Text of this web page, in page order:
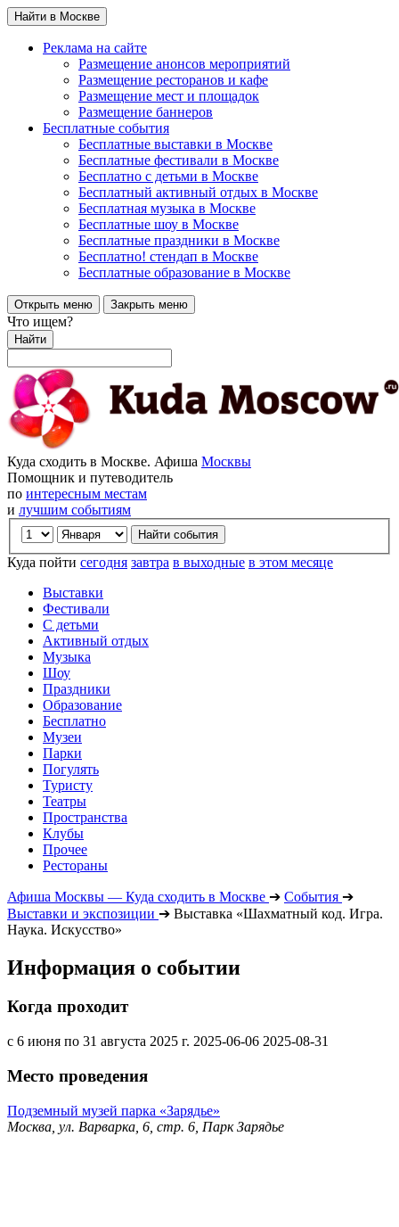
Найти в Москве
Реклама на сайте
Размещение анонсов мероприятий
Размещение ресторанов и кафе
Размещение мест и площадок
Размещение баннеров
Бесплатные события
Бесплатные выставки в Москве
Бесплатные фестивали в Москве
Бесплатно с детьми в Москве
Бесплатный активный отдых в Москве
Бесплатная музыка в Москве
Бесплатные шоу в Москве
Бесплатные праздники в Москве
Бесплатно! стендап в Москве
Бесплатные образование в Москве
Открыть меню Закрыть меню
Что ищем?
Найти
Куда сходить в Москве. Афиша Москвы
Помощник и путеводитель
по интересным местам
и лучшим событиям
Куда пойти сегодня завтра в выходные в этом месяце
Выставки
Фестивали
С детьми
Активный отдых
Музыка
Шоу
Праздники
Образование
Бесплатно
Музеи
Парки
Погулять
Туристу
Театры
Пространства
Клубы
Прочее
Рестораны
Афиша Москвы — Куда сходить в Москве ➔ События ➔
Выставки и экспозиции ➔ Выставка «Шахматный код. Игра.
Наука. Искусство»
Информация о событии
Когда проходит
с 6 июня по 31 августа 2025 г. 2025-06-06 2025-08-31
Место проведения
Подземный музей парка «Зарядье»
Москва, ул. Варварка, 6, стр. 6, Парк Зарядье